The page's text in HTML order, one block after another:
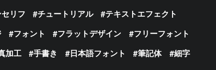
リフ チュートリアル
テキストエフェクト
フォント フラットデザイン
フリーフォント
加工 手書き 日本語フォント 筆記体
細字